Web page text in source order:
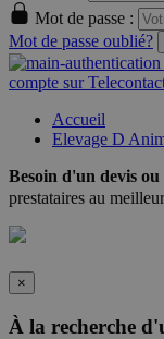
Mot de passe :
Mot de passe oublié?
compte sur
Accueil
Elevage D
Besoin d'un devis
prestataires au
×
À la recherche